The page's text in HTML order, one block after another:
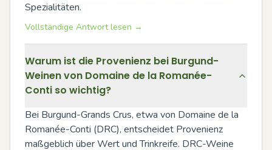
Spezialitäten.
Vollständige Antwort lesen →
Warum ist die Provenienz bei Burgund-
Weinen von Domaine de la Romanée-
Conti so wichtig?
Bei Burgund-Grands Crus, etwa von Domaine de la
Romanée-Conti (DRC), entscheidet Provenienz
maßgeblich über Wert und Trinkreife. DRC-Weine